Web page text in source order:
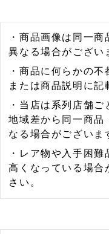
・商品画像は同一
異なる場合がござい
・商品に何らかの
または商品説明に記
・当店は系列店舗ご
地域差から同一商品
なる場合がございま
・レア物や入手困
高くなっている場合
さい。